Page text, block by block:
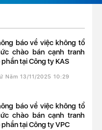
chào bán cạnh tranh
phần tại Công ty KAS
Năm 13/11/2025 10:29
chào bán cạnh tranh
phần tại Công ty VPC